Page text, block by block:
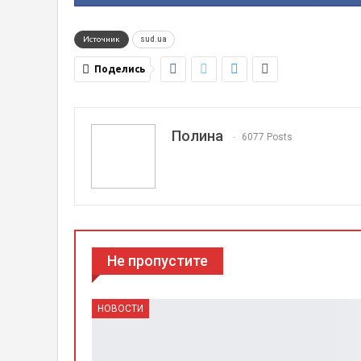
Источник sud.ua
Поделись
Полина 6077 Posts
Не пропустите
НОВОСТИ